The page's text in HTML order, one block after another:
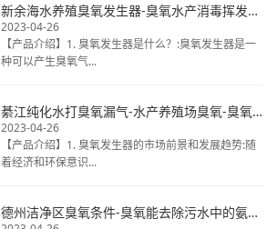
新余海水养殖臭氧发生器-臭氧水产消毒挥发时间-天然矿泉水臭氧毒
2023-04-26
【产品介绍】1. 臭氧发生器是什么？:臭氧发生器是一
种可以产生臭氧气...
綦江纯化水打臭氧漏气-水产养殖场臭氧-臭氧发生器清洗冷库
2023-04-26
【产品介绍】1. 臭氧发生器的市场前景和发展趋势:随
着经济和环保意识...
德州洁净区臭氧条件-臭氧能去除污水中的氨氮不-臭氧在污水处理中的应用